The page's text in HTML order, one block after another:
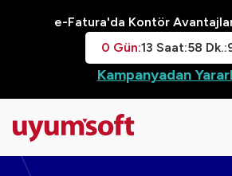
e-Fatura'da Kontör
0 Gün:13 Saat:58 Dk.:
Kampanyadan